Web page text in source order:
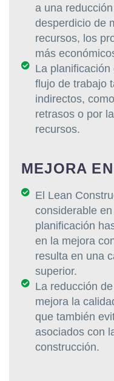
a una
desperdicio de
recursos, los
más
La planificación
flujo de trabajo
indirectos,
retrasos o por
recursos.
MEJORA
El Lean
considerable
planificación
en la mejora
resulta en una
superior.
La reducción
mejora la
que también
asociados con
construcción.